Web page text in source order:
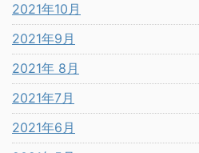
2021年10月
2021年9月
2021年 8月
2021年7月
2021年6月